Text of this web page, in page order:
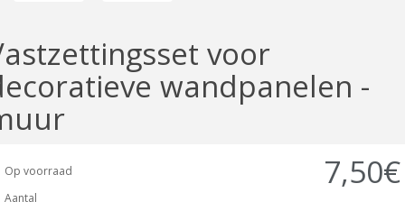
voor
wandpanelen -
Op voorraad 7,50€
Aantal